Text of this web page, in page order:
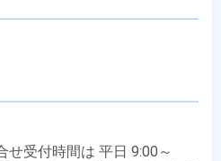
せ受付時間は 平日 9:00～